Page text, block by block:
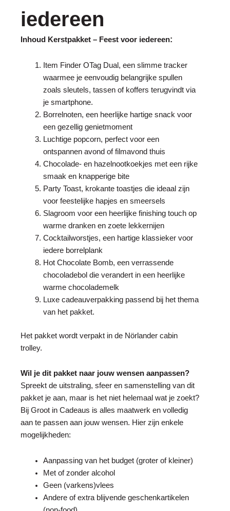
iedereen
Inhoud Kerstpakket – Feest voor iedereen:
Item Finder OTag Dual, een slimme tracker
waarmee je eenvoudig belangrijke spullen
zoals sleutels, tassen of koffers terugvindt via
je smartphone.
Borrelnoten, een heerlijke hartige snack voor
een gezellig genietmoment
Luchtige popcorn, perfect voor een
ontspannen avond of filmavond thuis
Chocolade- en hazelnootkoekjes met een rijke
smaak en knapperige bite
Party Toast, krokante toastjes die ideaal zijn
voor feestelijke hapjes en smeersels
Slagroom voor een heerlijke finishing touch op
warme dranken en zoete lekkernijen
Cocktailworstjes, een hartige klassieker voor
iedere borrelplank
Hot Chocolate Bomb, een verrassende
chocoladebol die verandert in een heerlijke
warme chocolademelk
Luxe cadeauverpakking passend bij het thema
van het pakket.
Het pakket wordt verpakt in de Nörlander cabin
trolley.
Wil je dit pakket naar jouw wensen aanpassen?
Spreekt de uitstraling, sfeer en samenstelling van dit
pakket je aan, maar is het niet helemaal wat je zoekt?
Bij Groot in Cadeaus is alles maatwerk en volledig
aan te passen aan jouw wensen. Hier zijn enkele
mogelijkheden:
Aanpassing van het budget (groter of kleiner)
Met of zonder alcohol
Geen (varkens)vlees
Andere of extra blijvende geschenkartikelen